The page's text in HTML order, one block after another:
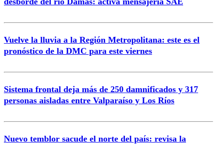
Vuelve la lluvia a la Región Metropolitana: este es el
pronóstico de la DMC para este viernes
Sistema frontal deja más de 250 damnificados y 317
personas aisladas entre Valparaíso y Los Ríos
Nuevo temblor sacude el norte del país: revisa la